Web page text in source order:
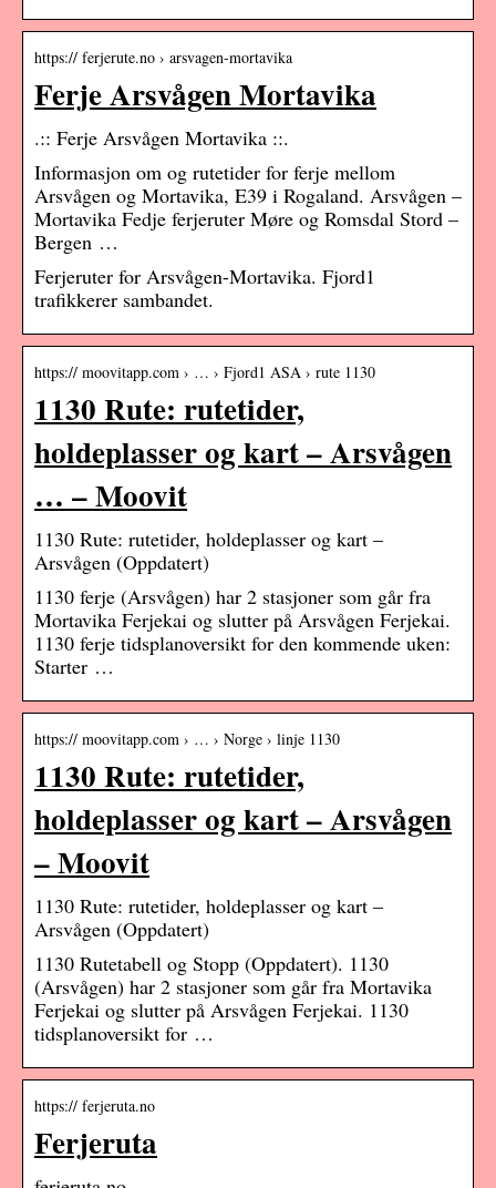
https:// ferjerute.no › arsvagen-mortavika
Ferje Arsvågen Mortavika
.:: Ferje Arsvågen Mortavika ::.
Informasjon om og rutetider for ferje mellom
Arsvågen og Mortavika, E39 i Rogaland. Arsvågen –
Mortavika Fedje ferjeruter Møre og Romsdal Stord –
Bergen …
Ferjeruter for Arsvågen-Mortavika. Fjord1
trafikkerer sambandet.
https:// moovitapp.com › … › Fjord1 ASA › rute 1130
1130 Rute: rutetider,
holdeplasser og kart – Arsvågen
… – Moovit
1130 Rute: rutetider, holdeplasser og kart –
Arsvågen (Oppdatert)
1130 ferje (Arsvågen) har 2 stasjoner som går fra
Mortavika Ferjekai og slutter på Arsvågen Ferjekai.
1130 ferje tidsplanoversikt for den kommende uken:
Starter …
https:// moovitapp.com › … › Norge › linje 1130
1130 Rute: rutetider,
holdeplasser og kart – Arsvågen
– Moovit
1130 Rute: rutetider, holdeplasser og kart –
Arsvågen (Oppdatert)
1130 Rutetabell og Stopp (Oppdatert). 1130
(Arsvågen) har 2 stasjoner som går fra Mortavika
Ferjekai og slutter på Arsvågen Ferjekai. 1130
tidsplanoversikt for …
https:// ferjeruta.no
Ferjeruta